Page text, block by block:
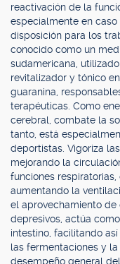
reactivación de la
especialmente en
disposición para los
conocido como un
sudamericana,
revitalizador y tónico
guaranina,
terapéuticas. Como
cerebral, combate la
tanto, está
deportistas. Vigoriza
mejorando la
funciones
aumentando la
el aprovechamiento de
depresivos, actúa
intestino, facilitando
las fermentaciones y
desempeño general